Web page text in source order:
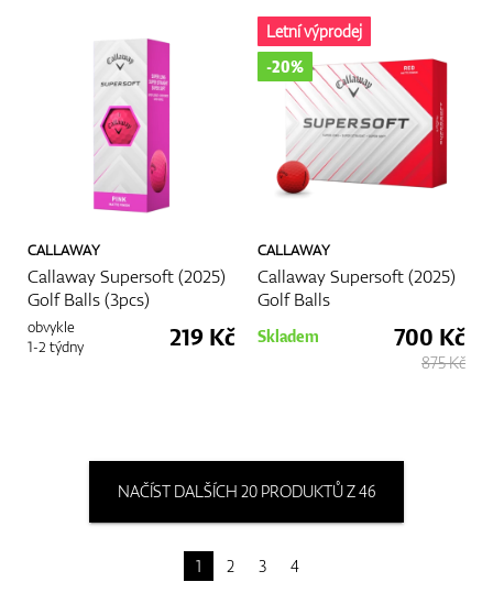
CALLAWAY
Callaway Supersoft (2025)
Golf Balls (3pcs)
obvykle
1-2 týdny
219 Kč
CALLAWAY
Callaway Supersoft (2025)
Golf Balls
Letní výprodej
-20%
Skladem 700 Kč
875 Kč
NAČÍST DALŠÍCH 20 PRODUKTŮ Z 46
1 2 3 4